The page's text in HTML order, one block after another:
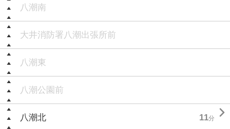
八潮南
大井消防署八潮出張所前
八潮東
八潮公園前
八潮北 11分 